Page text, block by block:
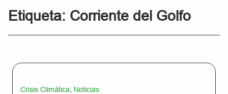
Etiqueta: Corriente del Golfo
Crisis Climática Noticias